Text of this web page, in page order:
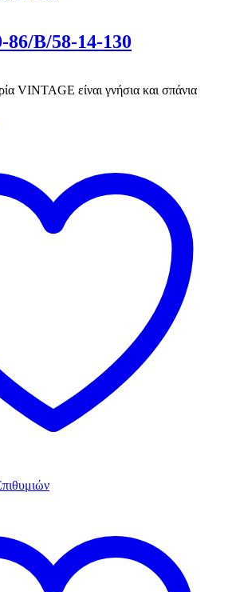
86/B/58-14-130
VINTAGE είναι γνήσια και σπάνια